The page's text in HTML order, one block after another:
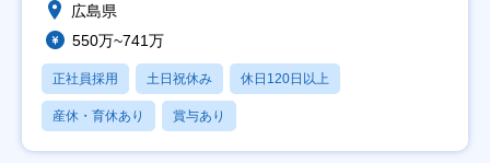
広島県
550万~741万
正社員採用 土日祝休み 休日120日以上
産休・育休あり 賞与あり